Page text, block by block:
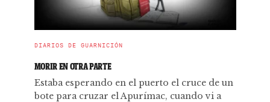
DIARIOS DE GUARNICIÓN
MORIR EN OTRA PARTE
Estaba esperando en el puerto el cruce de un
bote para cruzar el Apurímac, cuando vi a